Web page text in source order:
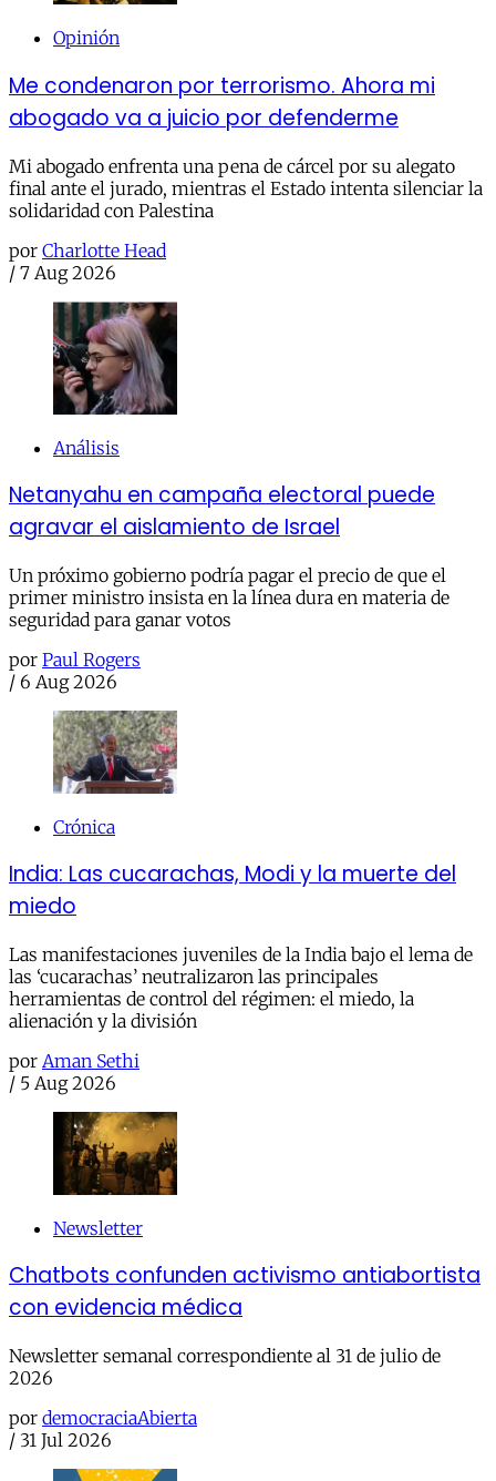
Opinión
Me condenaron por terrorismo. Ahora mi
abogado va a juicio por defenderme
Mi abogado enfrenta una pena de cárcel por su alegato
final ante el jurado, mientras el Estado intenta silenciar la
solidaridad con Palestina
por Charlotte Head
/ 7 Aug 2026
Análisis
Netanyahu en campaña electoral puede
agravar el aislamiento de Israel
Un próximo gobierno podría pagar el precio de que el
primer ministro insista en la línea dura en materia de
seguridad para ganar votos
por Paul Rogers
/ 6 Aug 2026
Crónica
India: Las cucarachas, Modi y la muerte del
miedo
Las manifestaciones juveniles de la India bajo el lema de
las ‘cucarachas’ neutralizaron las principales
herramientas de control del régimen: el miedo, la
alienación y la división
por Aman Sethi
/ 5 Aug 2026
Newsletter
Chatbots confunden activismo antiabortista
con evidencia médica
Newsletter semanal correspondiente al 31 de julio de
2026
por democraciaAbierta
/ 31 Jul 2026